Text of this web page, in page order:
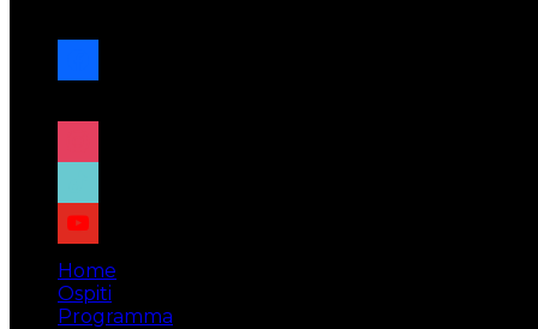
facebook
x
instagram
tiktok
youtube
Home
Ospiti
Programma